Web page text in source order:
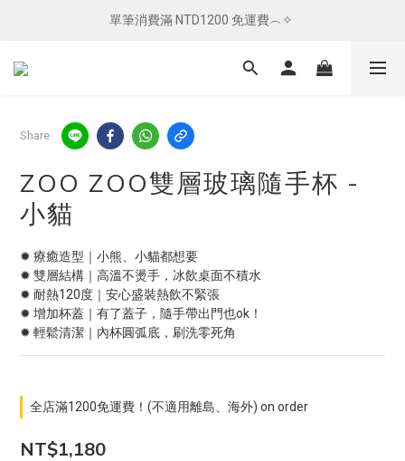
單筆消費滿 NTD1200 免運費︵✧
單筆消費滿 NTD1200 免運費︵✧
總柴發福利 ✦ 全館滿 $800 贈紅包袋
Share
ZOO ZOO雙層玻璃隨手杯 -
小貓
✹ 療癒造型｜小熊、小貓都想要
✹ 雙層結構｜高溫不燙手，冰飲桌面不積水
✹ 耐熱120度｜安心盛裝熱飲不緊張
✹ 增加杯蓋｜有了蓋子，隨手帶出門也ok！
✹ 輕鬆清潔｜內杯圓弧底，刷洗零死角
全店滿1200免運費！(不適用離島、海外) on order
NT$1,180